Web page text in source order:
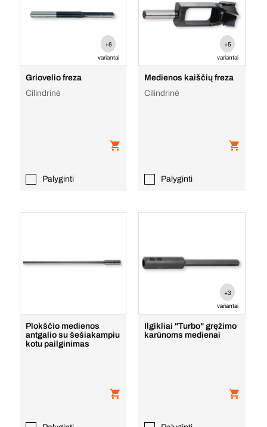
+6
variantai
Griovelio freza
Cilindrinė
Palyginti
+5
variantai
Medienos kaiščių freza
Cilindrinė
Palyginti
Plokščio medienos
antgalio su šešiakampiu
kotu pailginimas
+3
variantai
Ilgikliai "Turbo" gręžimo
karūnoms medienai